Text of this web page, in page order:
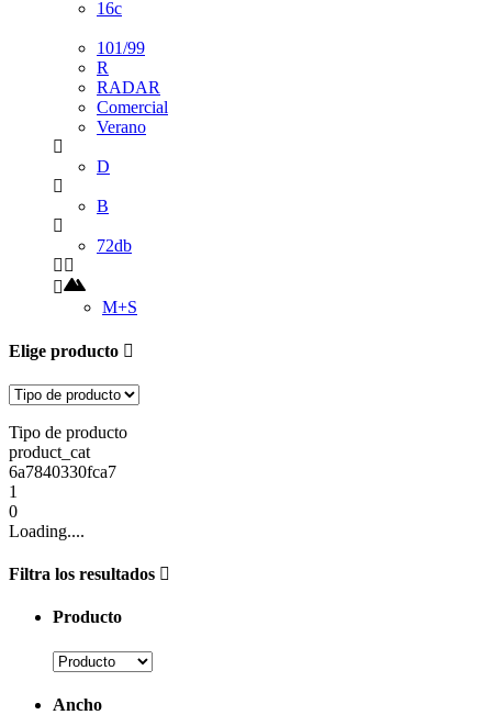
16c
101/99
R
RADAR
Comercial
Verano
D
B
72db
M+S
Elige producto
Tipo de producto
product_cat
6a7840330fca7
1
0
Loading....
Filtra los resultados
Producto
Ancho